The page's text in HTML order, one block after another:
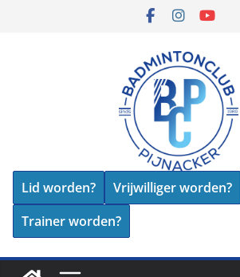
Lid worden?
Vrijwilliger worden?
Trainer worden?